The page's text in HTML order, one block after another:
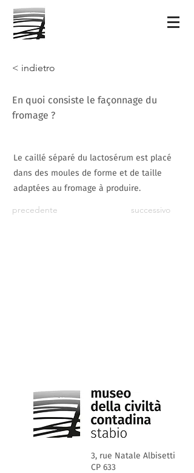
< indietro
En quoi consiste le façonnage du
fromage ?
Le caillé séparé du lactosérum est placé
dans des moules de forme et de taille
adaptées au fromage à produire.
precedente successivo
3, rue Natale Albisetti
CP 633